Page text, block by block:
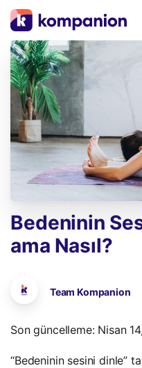
Bedeninin
ama Nasıl?
Team Kompanion
Son güncelleme: Nisan
“Bedeninin sesini dinle”